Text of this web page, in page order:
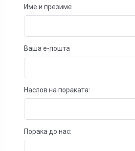
Име и презиме
Ваша е-пошта
Наслов на пораката:
Порака до нас: